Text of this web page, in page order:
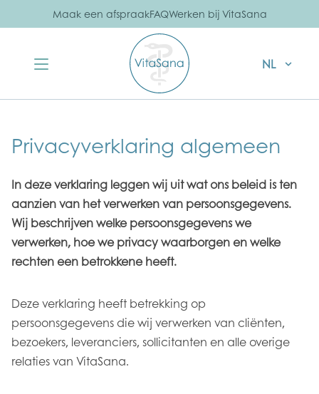
Maak een afspraakFAQWerken bij VitaSana
NL
Privacyverklaring algemeen
In deze verklaring leggen wij uit wat ons beleid is ten
aanzien van het verwerken van persoonsgegevens.
Wij beschrijven welke persoonsgegevens we
verwerken, hoe we privacy waarborgen en welke
rechten een betrokkene heeft.
Deze verklaring heeft betrekking op
persoonsgegevens die wij verwerken van cliënten,
bezoekers, leveranciers, sollicitanten en alle overige
relaties van VitaSana.